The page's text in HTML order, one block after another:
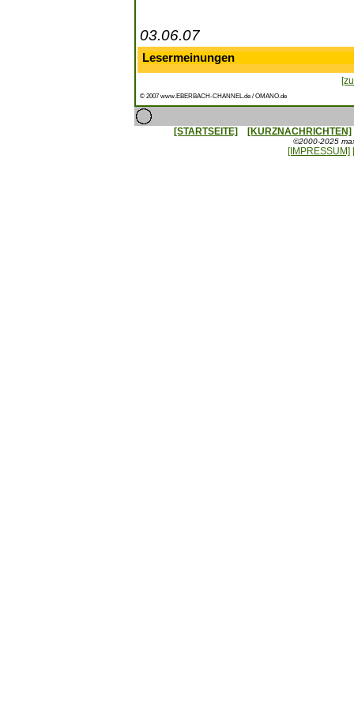
03.06.07
Lesermeinungen
© 2007 www.EBERBACH-CHANNEL.de / OMANO.de
[STARTSEITE] [KURZNACHRICHTEN]
©2000-2025
[IMPRESSUM]